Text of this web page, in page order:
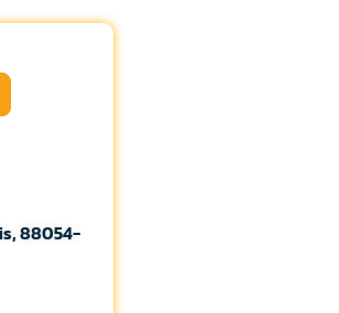
88054-